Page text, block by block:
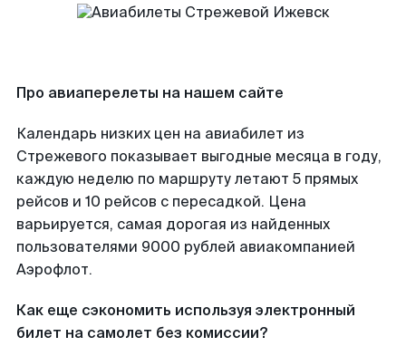
Про авиаперелеты на нашем сайте
Календарь низких цен на авиабилет из
Стрежевого показывает выгодные месяца в году,
каждую неделю по маршруту летают 5 прямых
рейсов и 10 рейсов с пересадкой. Цена
варьируется, самая дорогая из найденных
пользователями 9000 рублей авиакомпанией
Аэрофлот.
Как еще сэкономить используя электронный
билет на самолет без комиссии?